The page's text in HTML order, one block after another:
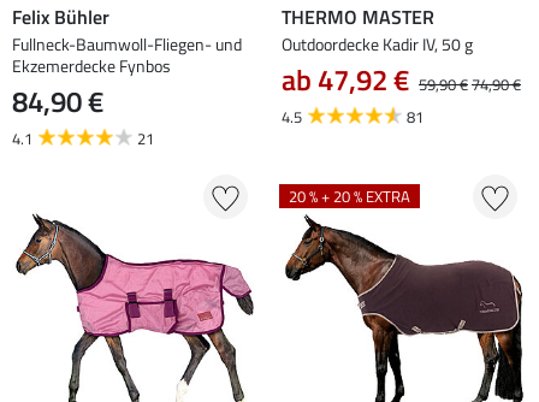
Felix Bühler
Fullneck-Baumwoll-Fliegen- und
Ekzemerdecke Fynbos
84,90 €
4.1 21
THERMO MASTER
Outdoordecke Kadir IV, 50 g
ab 47,92 € 59,90 €74,90 €
4.5
81
20 % + 20 % EXTRA